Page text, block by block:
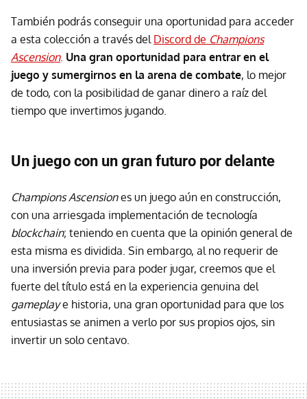
También podrás conseguir una oportunidad para acceder
a esta colección a través del Discord de Champions
Ascension. Una gran oportunidad para entrar en el
juego y sumergirnos en la arena de combate, lo mejor
de todo, con la posibilidad de ganar dinero a raíz del
tiempo que invertimos jugando.
Un juego con un gran futuro por delante
Champions Ascensiones un juego aún en construcción,
con una arriesgada implementación de tecnología
blockchain; teniendo en cuenta que la opinión general de
esta misma es dividida. Sin embargo, al no requerir de
una inversión previa para poder jugar, creemos que el
fuerte del título está en la experiencia genuina del
gameplaye historia, una gran oportunidad para que los
entusiastas se animen a verlo por sus propios ojos, sin
invertir un solo centavo.